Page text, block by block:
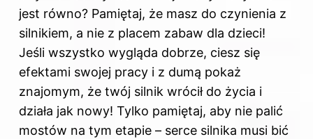
jest równo? Pamiętaj, że masz do czynienia z
silnikiem, a nie z placem zabaw dla dzieci!
Jeśli wszystko wygląda dobrze, ciesz się
efektami swojej pracy i z dumą pokaż
znajomym, że twój silnik wrócił do życia i
działa jak nowy! Tylko pamiętaj, aby nie palić
mostów na tym etapie – serce silnika musi bić